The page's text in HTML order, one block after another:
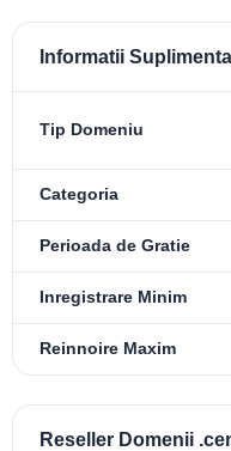
Informatii
Tip Domeniu
Categoria
Perioada de Gratie
Inregistrare Minim
Reinnoire Maxim
Reseller Domenii